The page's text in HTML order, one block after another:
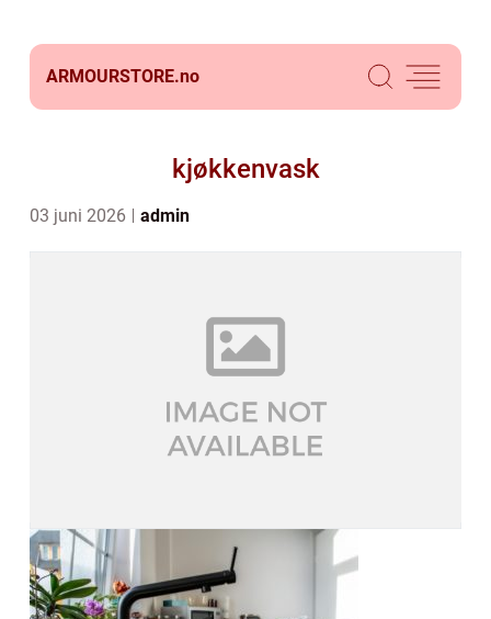
ARMOURSTORE.no
kjøkkenvask
03 juni 2026 admin